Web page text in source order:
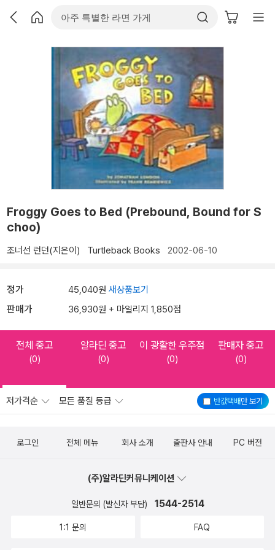
Froggy Goes to Bed (Prebound, Bound for S
choo)
조너선 런던(지은이) Turtleback Books 2002-06-10
정가 45,040원 새상품보기
판매가 36,930원 + 마일리지 1,850점
전체 중고
(0)
알라딘 중고
(0)
이 광활한 우주점
(0)
판매자 중고
(0)
반값택배만 보기
저가격순 모든 품질 등급
로그인 전체 메뉴 회사 소개 출판사 안내 PC 버전
(주)알라딘커뮤니케이션
일반문의 (발신자 부담) 1544-2514
1:1 문의 FAQ